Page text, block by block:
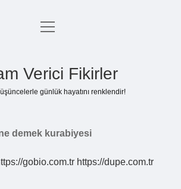
Anasayfa
menüyü
Verici Fikirler
günlük hayatını renklendir!
demek kurabiyesi
gobio.com.tr https://dupe.com.tr